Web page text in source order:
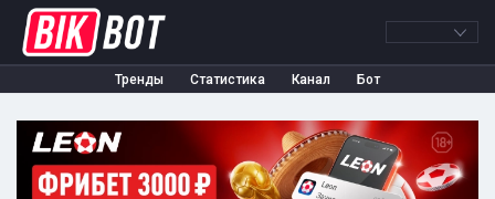
Тренды Статистика Канал Бот